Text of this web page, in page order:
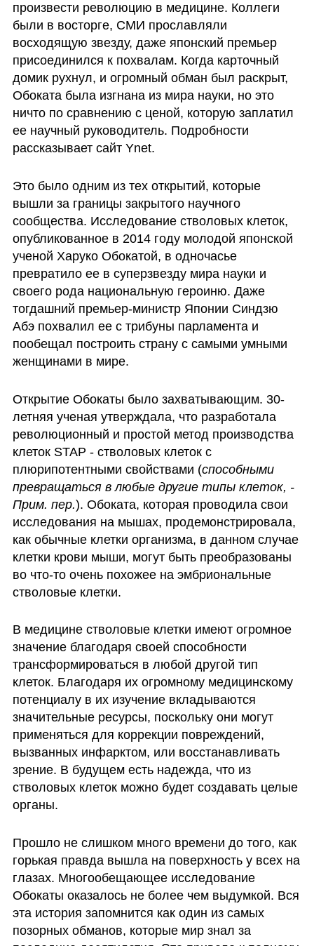
произвести революцию в медицине. Коллеги
были в восторге, СМИ прославляли
восходящую звезду, даже японский премьер
присоединился к похвалам. Когда карточный
домик рухнул, и огромный обман был раскрыт,
Обоката была изгнана из мира науки, но это
ничто по сравнению с ценой, которую заплатил
ее научный руководитель. Подробности
рассказывает сайт Ynet.
Это было одним из тех открытий, которые
вышли за границы закрытого научного
сообщества. Исследование стволовых клеток,
опубликованное в 2014 году молодой японской
ученой Харуко Обокатой, в одночасье
превратило ее в суперзвезду мира науки и
своего рода национальную героиню. Даже
тогдашний премьер-министр Японии Синдзю
Абэ похвалил ее с трибуны парламента и
пообещал построить страну с самыми умными
женщинами в мире.
Открытие Обокаты было захватывающим. 30-
летняя ученая утверждала, что разработала
революционный и простой метод производства
клеток STAP - стволовых клеток с
плюрипотентными свойствами (способными
превращаться в любые другие типы клеток, -
Прим. пер.). Обоката, которая проводила свои
исследования на мышах, продемонстрировала,
как обычные клетки организма, в данном случае
клетки крови мыши, могут быть преобразованы
во что-то очень похожее на эмбриональные
стволовые клетки.
В медицине стволовые клетки имеют огромное
значение благодаря своей способности
трансформироваться в любой другой тип
клеток. Благодаря их огромному медицинскому
потенциалу в их изучение вкладываются
значительные ресурсы, поскольку они могут
применяться для коррекции повреждений,
вызванных инфарктом, или восстанавливать
зрение. В будущем есть надежда, что из
стволовых клеток можно будет создавать целые
органы.
Прошло не слишком много времени до того, как
горькая правда вышла на поверхность у всех на
глазах. Многообещающее исследование
Обокаты оказалось не более чем выдумкой. Вся
эта история запомнится как один из самых
позорных обманов, которые мир знал за